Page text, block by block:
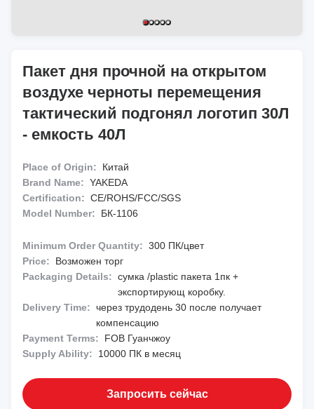
Пакет дня прочной на открытом
воздухе черноты перемещения
тактический подгонял логотип 30Л
- емкость 40Л
Place of Origin:
Китай
Brand Name: YAKEDA
Certification: CE/ROHS/FCC/SGS
Model Number:
БК-1106
Minimum Order Quantity: 300 ПК/цвет
Price:
Возможен торг
Packaging Details: сумка /plastic пакета 1пк +
экспортирующ коробку.
Delivery Time: через трудодень 30 после получает
компенсацию
Payment Terms:
FOB Гуанчжоу
Supply Ability:
10000 ПК в месяц
Запросить сейчас